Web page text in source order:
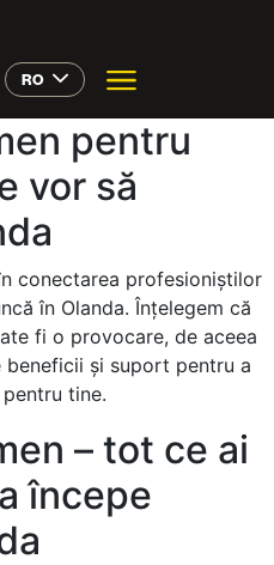
RO
pentru
vor să
conectarea profesioniștilor
în Olanda. Înțelegem că
fi o provocare, de aceea
și suport pentru a
tine.
– tot ce ai
începe